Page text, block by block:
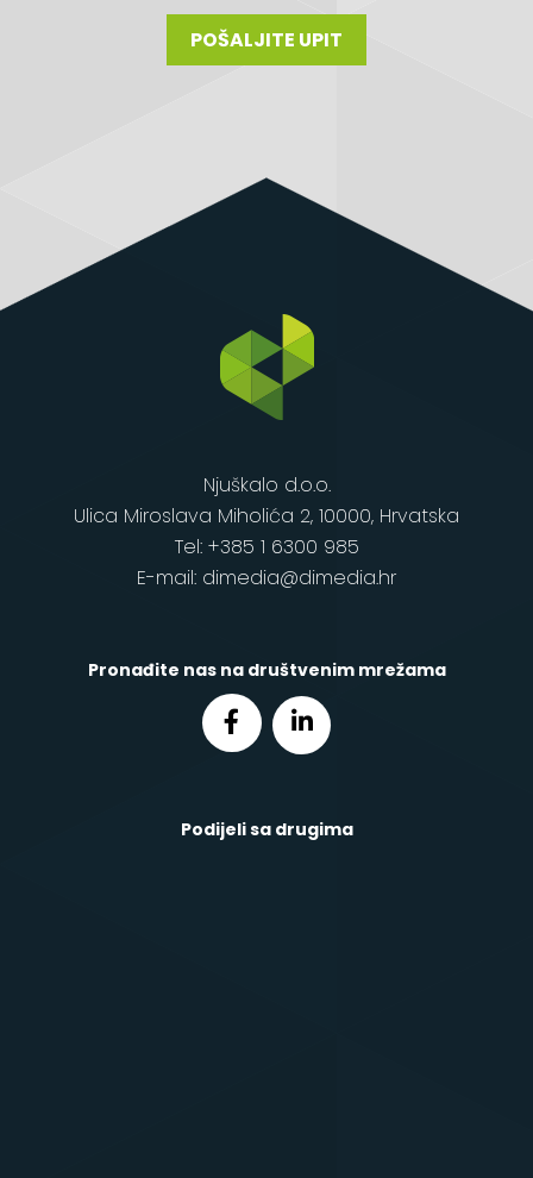
POŠALJITE UPIT
Njuškalo d.o.o.
Ulica Miroslava Miholića 2, 10000, Hrvatska
Tel: +385 1 6300 985
E-mail: dimedia@dimedia.hr
Pronađite nas na društvenim mrežama
Podijeli sa drugima